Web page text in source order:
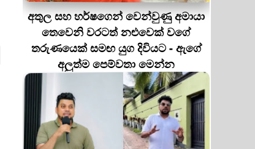
අතුල සහ හර්ෂගෙන් වෙන්වුණු අමායා
තෙවෙනි වරටත් නළුවෙක් වගේ
තරුණයෙක් සමඟ යුග දිවියට - ඇගේ
අලුත්ම පෙම්වතා මෙන්න